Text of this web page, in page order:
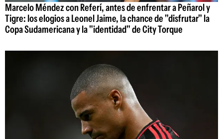
Marcelo Méndez con Referí, antes de enfrentar a Peñarol y
Tigre: los elogios a Leonel Jaime, la chance de "disfrutar" la
Copa Sudamericana y la "identidad" de City Torque